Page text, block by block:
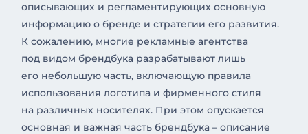
описывающих и регламентирующих основную
информацию о бренде и стратегии его развития.
К сожалению, многие рекламные агентства
под видом брендбука разрабатывают лишь
его небольшую часть, включающую правила
использования логотипа и фирменного стиля
на различных носителях. При этом опускается
основная и важная часть брендбука – описание